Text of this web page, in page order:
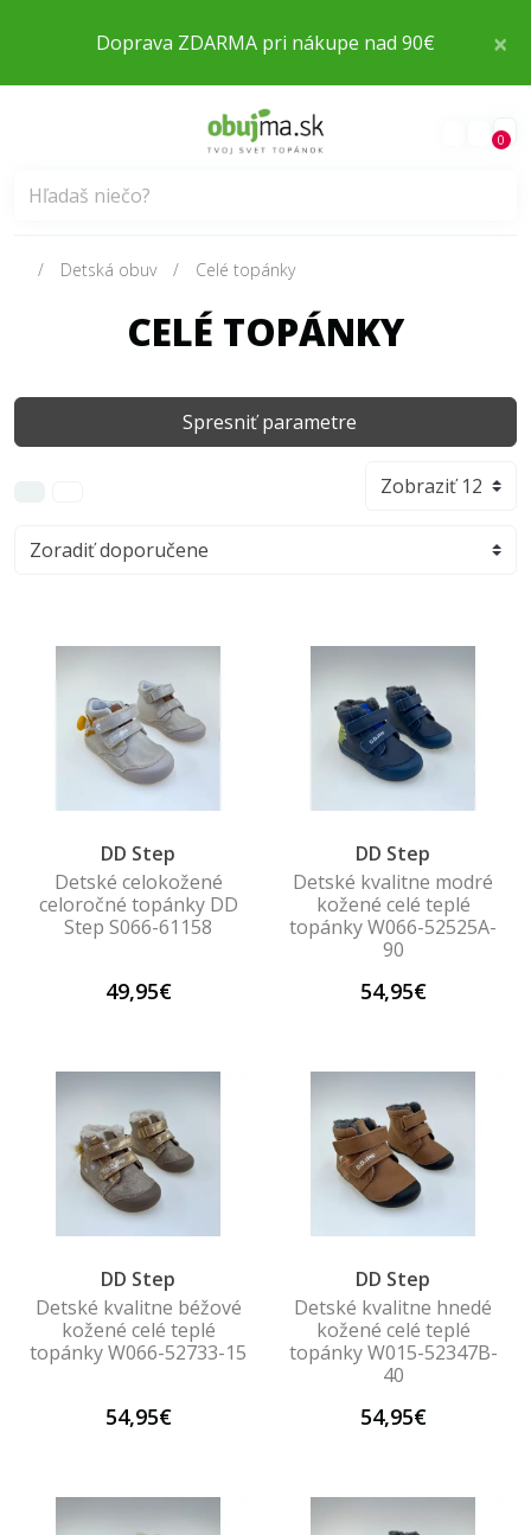
×
Doprava ZDARMA pri nákupe nad 90€
0
Detská obuv Celé topánky
CELÉ TOPÁNKY
Spresniť parametre
DD Step
Detské celokožené
celoročné topánky DD
Step S066-61158
49,95€
DD Step
Detské kvalitne modré
kožené celé teplé
topánky W066-52525A-
90
54,95€
DD Step
Detské kvalitne béžové
kožené celé teplé
topánky W066-52733-15
54,95€
DD Step
Detské kvalitne hnedé
kožené celé teplé
topánky W015-52347B-
40
54,95€